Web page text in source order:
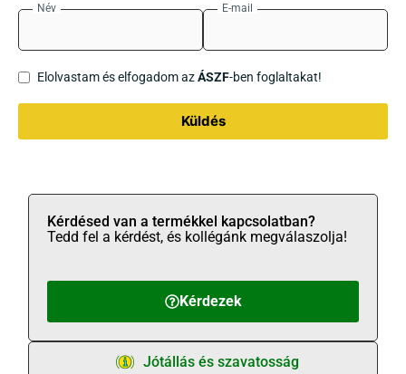
Név E-mail
Elolvastam és elfogadom azÁSZF-ben foglaltakat!
Küldés
Kérdezek
Kérdésed van a termékkel kapcsolatban?
Tedd fel a kérdést, és kollégánk megválaszolja!
Jótállás és szavatosság